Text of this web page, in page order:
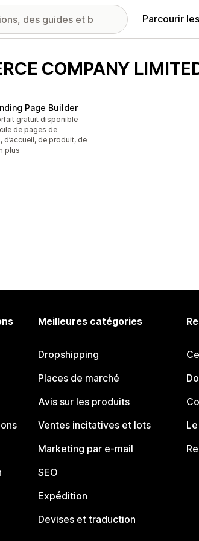
Parcourir
COMPANY
Page Builder
sur 5gratuit disponible
de pages de
d’accueil, de produit, de
plus
Meilleures catégories
Dropshipping
Places de marché
Avis sur les produits
Ventes incitatives et lots
Marketing par e-mail
SEO
Expédition
Devises et traduction